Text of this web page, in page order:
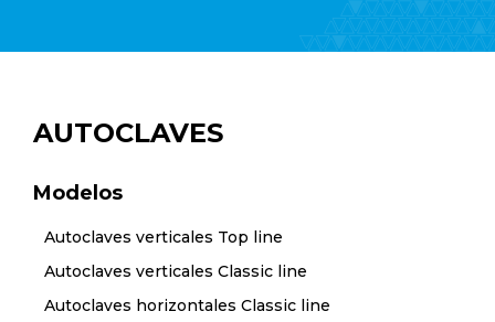
AUTOCLAVES
Modelos
Autoclaves verticales Top line
Autoclaves verticales Classic line
Autoclaves horizontales Classic line